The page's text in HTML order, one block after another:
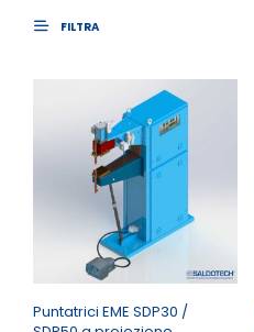
FILTRA
Puntatrici EME SDP30 /